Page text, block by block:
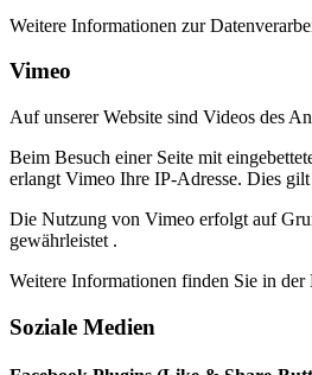
Weitere Informationen zur
Vimeo
Auf unserer Website sind Videos des
Beim Besuch einer Seite mit
erlangt Vimeo Ihre IP-Adresse. Dies
Die Nutzung von Vimeo erfolgt auf
gewährleistet .
Weitere Informationen finden Sie in
Soziale Medien